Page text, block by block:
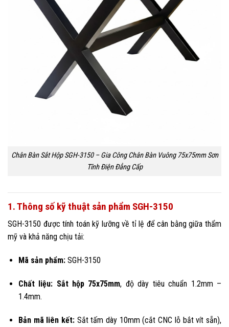
Chân Bàn Sắt Hộp SGH-3150 – Gia Công Chân Bàn Vuông 75x75mm Sơn
Tĩnh Điện Đẳng Cấp
1. Thông số kỹ thuật sản phẩm SGH-3150
SGH-3150 được tính toán kỹ lưỡng về tỉ lệ để cân bằng giữa thẩm
mỹ và khả năng chịu tải:
Mã sản phẩm:SGH-3150
Chất liệu: Sắt hộp 75x75mm, độ dày tiêu chuẩn 1.2mm –
1.4mm.
Bản mã liên kết:Sắt tấm dày 10mm (cắt CNC lỗ bắt vít sẵn),